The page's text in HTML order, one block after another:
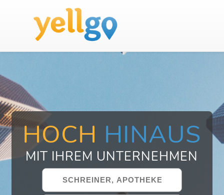
HOCH HINAUS
MIT IHREM UNTERNEHMEN